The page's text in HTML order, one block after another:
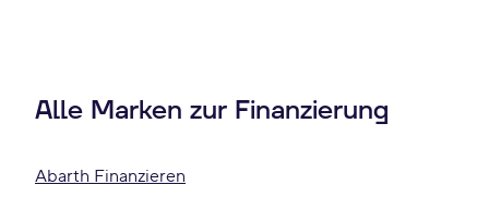
Alle Marken zur Finanzierung
Abarth Finanzieren